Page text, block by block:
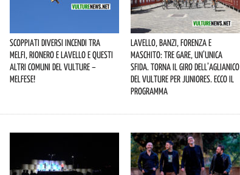
Scoppiati diversi incendi tra
Melfi, Rionero e Lavello e questi
altri comuni del Vulture –
melfese!
Lavello, Banzi, Forenza e
Maschito: tre gare, un’unica
sfida. Torna il Giro dell’Aglianico
del Vulture per juniores. Ecco il
programma